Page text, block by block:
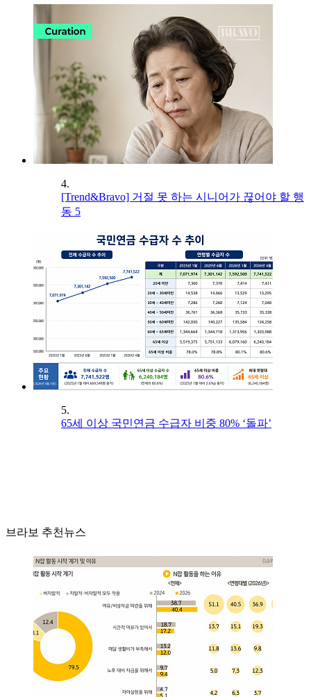
4.
[Trend&Bravo] 거절 못 하는 시니어가 끊어야 할 행
동 5
5.
65세 이상 국민연금 수급자 비중 80% ‘돌파’
브라보 추천뉴스